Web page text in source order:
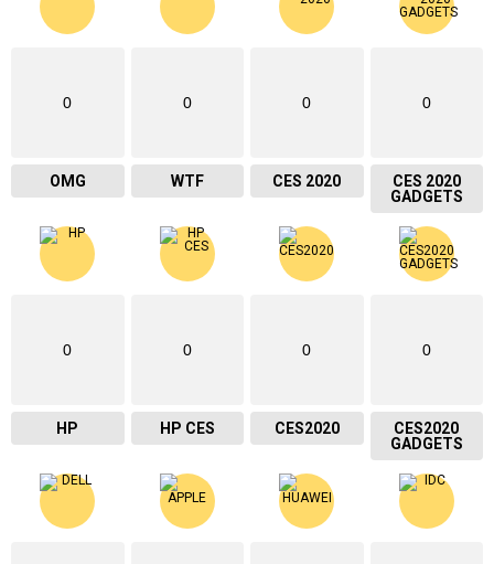
0
OMG
0
WTF
0
CES 2020
0
CES 2020
GADGETS
0
HP
0
HP CES
0
CES2020
0
CES2020
GADGETS